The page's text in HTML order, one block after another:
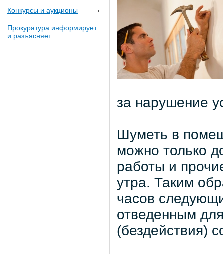
Конкурсы и аукционы
Прокуратура информирует
и разъясняет
за нарушение
Шуметь в
можно только
работы и
утра. Таким
часов
отведенным
(бездействия)